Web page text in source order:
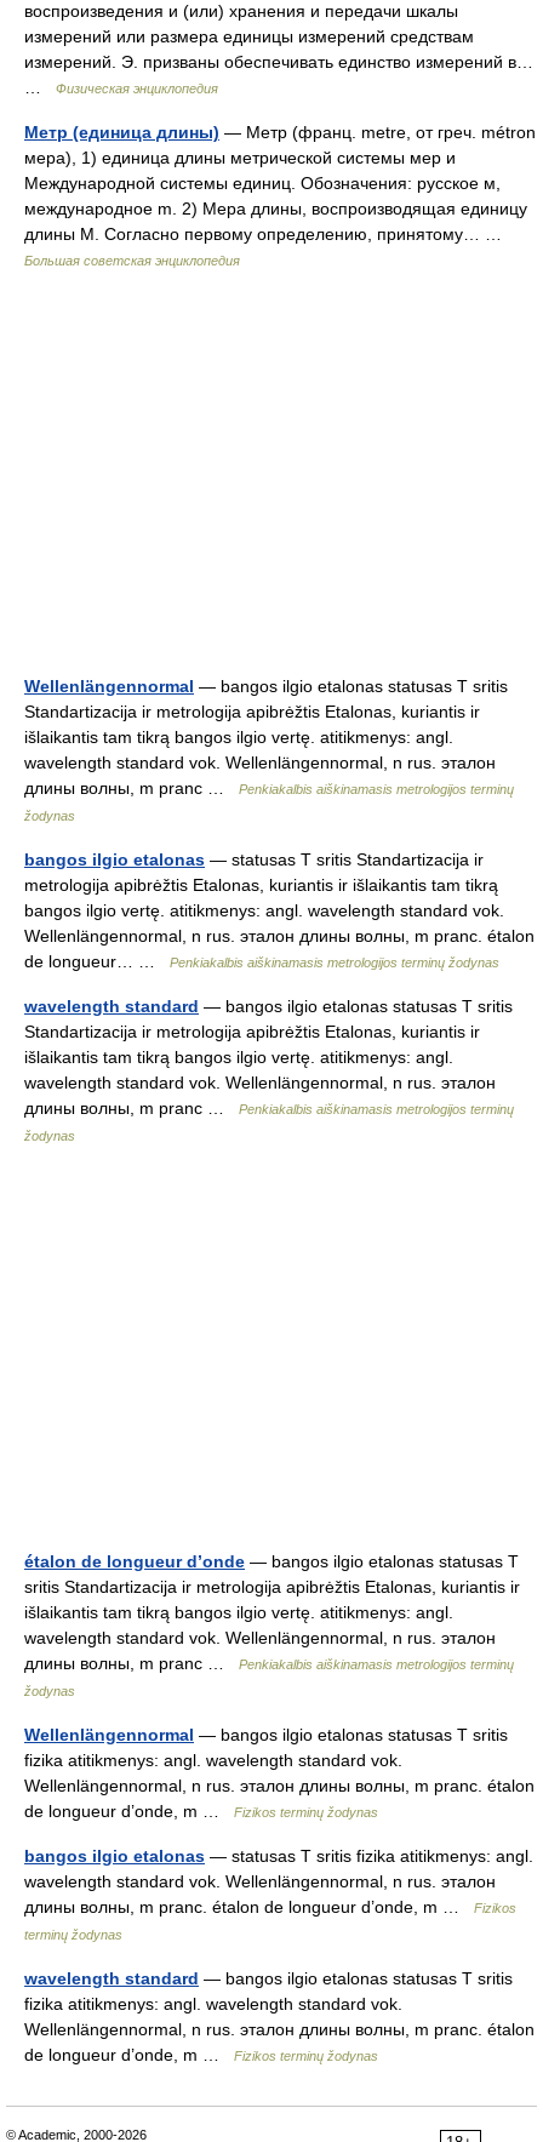
воспроизведения и (или) хранения и передачи шкалы
измерений или размера единицы измерений средствам
измерений. Э. призваны обеспечивать единство измерений в…
Физическая энциклопедия
Метр (единица длины) — Метр (франц. metre, от греч. métron
мера), 1) единица длины метрической системы мер и
Международной системы единиц. Обозначения: русское м,
международное m. 2) Мера длины, воспроизводящая единицу
длины М. Согласно первому определению, принятому… …
Большая советская энциклопедия
Wellenlängennormal — bangos ilgio etalonas statusas T sritis
Standartizacija ir metrologija apibrėžtis Etalonas, kuriantis ir
išlaikantis tam tikrą bangos ilgio vertę. atitikmenys: angl.
wavelength standard vok. Wellenlängennormal, n rus. эталон
длины волны, m pranc …
Penkiakalbis aiškinamasis metrologijos terminų
žodynas
bangos ilgio etalonas — statusas T sritis Standartizacija ir
metrologija apibrėžtis Etalonas, kuriantis ir išlaikantis tam tikrą
bangos ilgio vertę. atitikmenys: angl. wavelength standard vok.
Wellenlängennormal, n rus. эталон длины волны, m pranc. étalon
de longueur… …
Penkiakalbis aiškinamasis metrologijos terminų žodynas
wavelength standard — bangos ilgio etalonas statusas T sritis
Standartizacija ir metrologija apibrėžtis Etalonas, kuriantis ir
išlaikantis tam tikrą bangos ilgio vertę. atitikmenys: angl.
wavelength standard vok. Wellenlängennormal, n rus. эталон
длины волны, m pranc …
Penkiakalbis aiškinamasis metrologijos terminų
žodynas
étalon de longueur d’onde — bangos ilgio etalonas statusas T
sritis Standartizacija ir metrologija apibrėžtis Etalonas, kuriantis ir
išlaikantis tam tikrą bangos ilgio vertę. atitikmenys: angl.
wavelength standard vok. Wellenlängennormal, n rus. эталон
длины волны, m pranc …
Penkiakalbis aiškinamasis metrologijos terminų
žodynas
Wellenlängennormal — bangos ilgio etalonas statusas T sritis
fizika atitikmenys: angl. wavelength standard vok.
Wellenlängennormal, n rus. эталон длины волны, m pranc. étalon
de longueur d’onde, m …
Fizikos terminų žodynas
bangos ilgio etalonas — statusas T sritis fizika atitikmenys: angl.
wavelength standard vok. Wellenlängennormal, n rus. эталон
длины волны, m pranc. étalon de longueur d’onde, m …
Fizikos
terminų žodynas
wavelength standard — bangos ilgio etalonas statusas T sritis
fizika atitikmenys: angl. wavelength standard vok.
Wellenlängennormal, n rus. эталон длины волны, m pranc. étalon
de longueur d’onde, m …
Fizikos terminų žodynas
© Academic, 2000-2026